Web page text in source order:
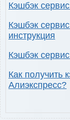
Кэшбэк
Кэшбэк
инструкция
Кэшбэк
Как получить
Алиэкспресс?